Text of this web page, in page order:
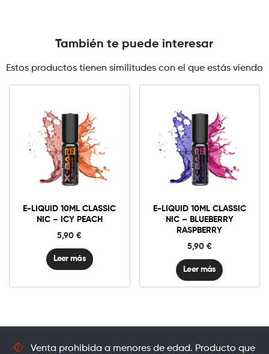
También te puede interesar
Estos productos tienen similitudes con el que estás viendo
E-LIQUID 10ML CLASSIC
NIC – ICY PEACH
5,90€
Leer más
E-LIQUID 10ML CLASSIC
NIC – BLUEBERRY
RASPBERRY
5,90 €
Leer más
Venta prohibida a menores de edad. Producto que